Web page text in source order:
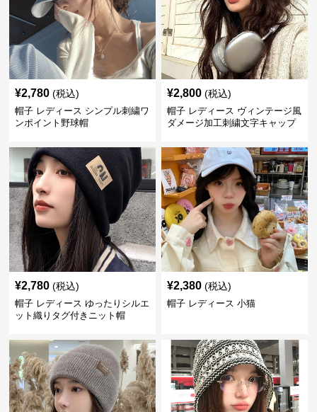
¥2,780 (税込)
帽子 レディース シンプル刺繍ワ
ンポイント野球帽
¥2,800 (税込)
帽子 レディース ヴィンテージ風
ダメージ加工刺繍文字キャップ
¥2,780 (税込)
帽子 レディース ゆったりシルエ
ット織りタグ付きニット帽
¥2,380 (税込)
帽子 レディース 小猫